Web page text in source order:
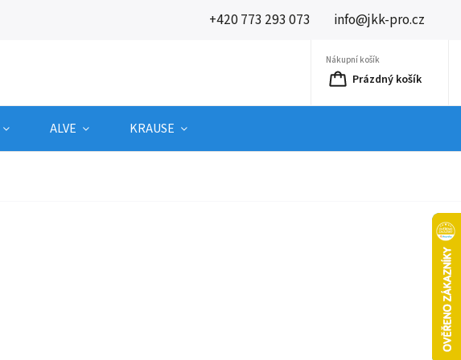
+420 773 293 073 info@jkk-pro.cz
Nákupní košík
Prázdný košík
ALVE KRAUSE